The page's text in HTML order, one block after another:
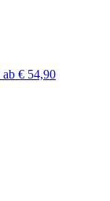
ab € 54,90